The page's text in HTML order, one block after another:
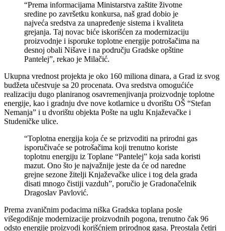
“Prema informacijama Ministarstva zaštite životne
sredine po završetku konkursa, naš grad dobio je
najveća sredstva za unapređenje sistema i kvaliteta
grejanja. Taj novac biće iskorišćen za modernizaciju
proizvodnje i isporuke toplotne energije potrošačima na
desnoj obali Nišave i na području Gradske opštine
Pantelej”, rekao je Milačić.
Ukupna vrednost projekta je oko 160 miliona dinara, a Grad iz svog
budžeta učestvuje sa 20 procenata. Ova sredstva omogućiće
realizaciju dugo planiranog osavremenjivanja proizvodnje toplotne
energije, kao i gradnju dve nove kotlarnice u dvorištu OŠ “Stefan
Nemanja” i u dvorištu objekta Pošte na uglu Knjaževačke i
Studeničke ulice.
“Toplotna energija koja će se prizvoditi na prirodni gas
isporučivaće se potrošačima koji trenutno koriste
toplotnu energiju iz Toplane “Pantelej” koja sada koristi
mazut. Ono što je najvažnije jeste da će od naredne
grejne sezone žitelji Knjaževačke ulice i tog dela grada
disati mnogo čistiji vazduh”, poručio je Gradonačelnik
Dragoslav Pavlović.
Prema zvaničnim podacima niška Gradska toplana posle
višegodišnje modernizacije proizvodnih pogona, trenutno čak 96
odsto energije proizvodi korišćnjem prirodnog gasa. Preostala četiri